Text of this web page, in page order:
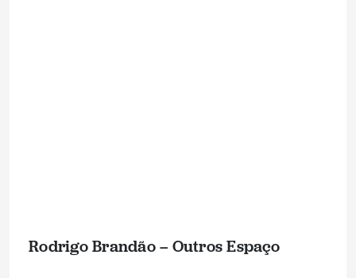
Rodrigo Brandão – Outros Espaço